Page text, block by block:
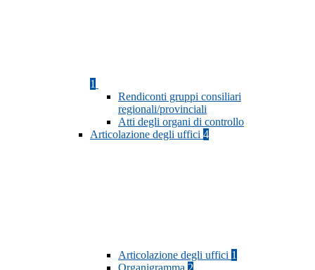
1
Rendiconti gruppi consiliari
regionali/provinciali
Atti degli organi di controllo
Articolazione degli uffici 4
Articolazione degli uffici 1